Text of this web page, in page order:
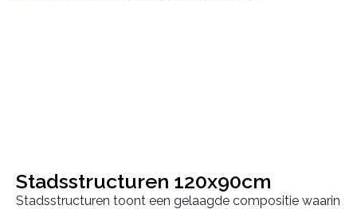
Stadsstructuren 120x90cm
Stadsstructuren toont een gelaagde compositie waarin